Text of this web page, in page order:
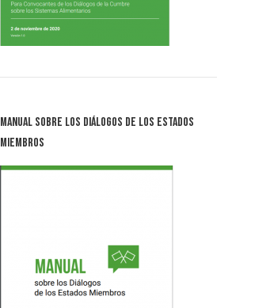
Manual sobre los Diálogos de los Estados
Miembros